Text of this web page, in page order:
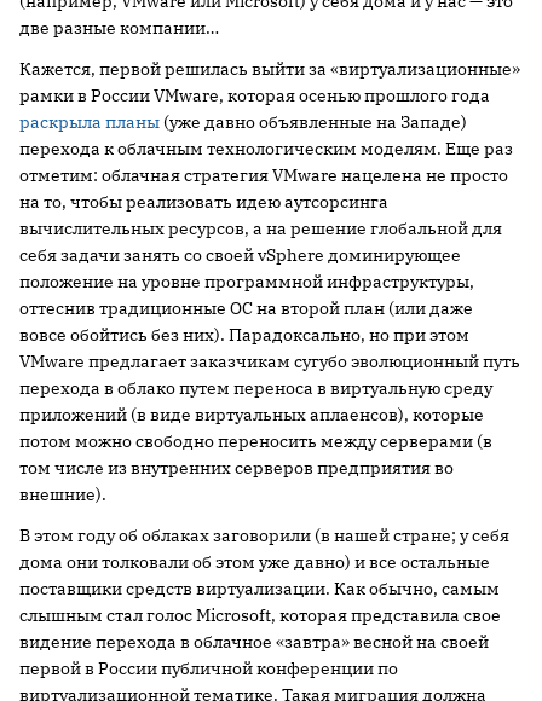
две разные компании…
Кажется, первой решилась выйти за «виртуализационные»
рамки в России VMware, которая осенью прошлого года
раскрыла планы (уже давно объявленные на Западе)
перехода к облачным технологическим моделям. Еще раз
отметим: облачная стратегия VMware нацелена не просто
на то, чтобы реализовать идею аутсорсинга
вычислительных ресурсов, а на решение глобальной для
себя задачи занять со своей vSphere доминирующее
положение на уровне программной инфраструктуры,
оттеснив традиционные ОС на второй план (или даже
вовсе обойтись без них). Парадоксально, но при этом
VMware предлагает заказчикам сугубо эволюционный путь
перехода в облако путем переноса в виртуальную среду
приложений (в виде виртуальных аплаенсов), которые
потом можно свободно переносить между серверами (в
том числе из внутренних серверов предприятия во
внешние).
В этом году об облаках заговорили (в нашей стране; у себя
дома они толковали об этом уже давно) и все остальные
поставщики средств виртуализации. Как обычно, самым
слышным стал голос Microsoft, которая представила свое
видение перехода в облачное «завтра» весной на своей
первой в России публичной конференции по
виртуализационной тематике. Такая миграция должна